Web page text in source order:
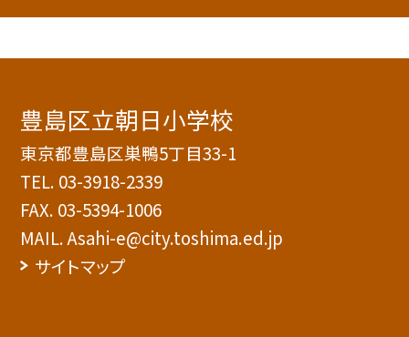
豊島区立朝日小学校
東京都豊島区巣鴨5丁目33-1
TEL. 03-3918-2339
FAX. 03-5394-1006
MAIL. Asahi-e@city.toshima.ed.jp
サイトマップ